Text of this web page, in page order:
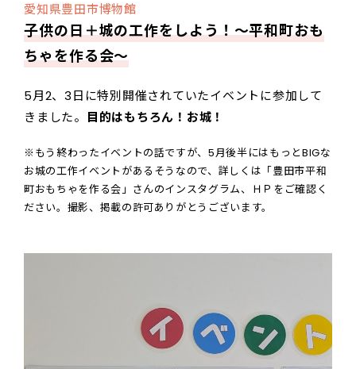
愛知県豊田市博物館
子供の日＋城の工作をしよう！～平和町おも
ちゃを作る会～
5月2、3日に特別開催されていたイベントに参加して
きました。 目的はもちろん！お城！
※もう終わったイベントの話ですが、5月後半にはもっとBIGな
お城の工作イベントがあるそうなので、詳しくは「豊田市平和
町おもちゃを作る会」さんのインスタグラム、ＨＰをご確認く
ださい。撮影、掲載の許可ありがとうございます。